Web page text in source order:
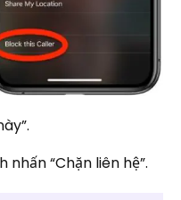
“Chặn liên hệ”.